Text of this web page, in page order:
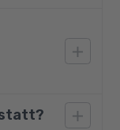
oder mit
steigern ihre
statt?